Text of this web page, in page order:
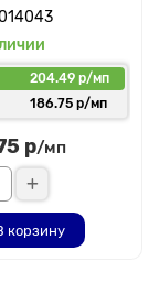
204.49 р/мп
186.75 р/мп
р/мп
корзину